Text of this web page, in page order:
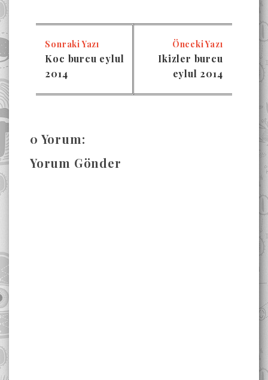
Sonraki Yazı
Koc burcu eylul
2014
Önceki Yazı
Ikizler burcu
eylul 2014
0 Yorum:
Yorum Gönder